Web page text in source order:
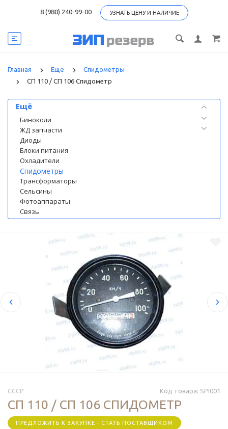
8 (980) 240-99-00 УЗНАТЬ ЦЕНУ И НАЛИЧИЕ
Главная Ещё
Спидометры
СП 110 / СП 106 Спидометр
Ещё
Биноколи
ЖД запчасти
Диоды
Блоки питания
Охладители
Спидометры
Трансформаторы
Сельсины
Фотоаппараты
Связь
Код товара: SPI001
СССР
СП 110 / СП 106 СПИДОМЕТР
ПРЕДЛОЖИТЬ К ЗАКУПКЕ - СТАТЬ ПОСТАВЩИКОМ